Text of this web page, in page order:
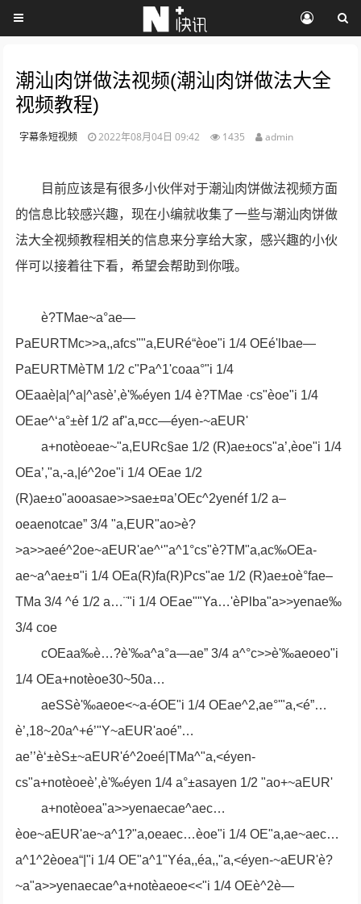
潮汕肉饼做法视频(潮汕肉饼做法大全
视频教程)
字幕条短视频 2022年08月04日 09:42 1435 admin
目前应该是有很多小伙伴对于潮汕肉饼做法视频方面
的信息比较感兴趣，现在小编就收集了一些与潮汕肉饼做
法大全视频教程相关的信息来分享给大家，感兴趣的小伙
伴可以接着往下看，希望会帮助到你哦。
è?TMae~a°ae—
PaEURTMc>>a,,afcs""a,EURé“èoe"i 1/4 OEé'lbae—
PaEURTMèTM 1/2 c"Pa^1'coaa°"i 1/4
OEaaè|a|^a|^asè’,è'‰éyen 1/4 è?TMae ·cs"èoe"i 1/4
OEae^‘a°±èf 1/2 af"a,¤cc—éyen-~aEUR'
a+notèoeae~"a,EURc§ae 1/2 (R)ae±ocs"a’,èoe"i 1/4
OEa’,"a,-a,|é^2oe"i 1/4 OEae 1/2
(R)ae±o"aooasae>>sae±¤a’OEc^2yenéf 1/2 a–
oeaenotcae” 3/4 "a,EUR"ao>è?
>a>>aeé^2oe~aEUR'ae^‘"a^1°cs"è?TM"a,ac‰OEa-
ae~a^ae±¤"i 1/4 OEa(R)fa(R)Pcs"ae 1/2 (R)ae±oè°fae–
TMa 3/4 ^é 1/2 a…¨"i 1/4 OEae""Ya…'èPlba"a>>yenae‰
3/4 coe
cOEaa‰è…?è'‰a^a°a—ae” 3/4 a^°c>>è'‰aeoeo"i
1/4 OEa+notèoe30~50a…
aeSSè'‰aeoe<~a-éOE"i 1/4 OEae^2,ae°'"a,<é”…
è’,18~20a^+é’"Y~aEUR'aoé”…
ae’’è‘±èS±~aEUR'é^2oeé|TMa^"a,<éyen-
cs"a+notèoeè’,è'‰éyen 1/4 a°±asayen 1/2 "ao+~aEUR'
a+notèoea"a>>yenaecae^aec…
èoe~aEUR'ae~a^1?"a,oeaec…èoe"i 1/4 OE"a,ae~aec…
a^1^2èoea“|"i 1/4 OE"a^1"Yéa,,éa,,"a,<éyen-~aEUR'è?
~a"a>>yenaecae^a+notèaeoe<<"i 1/4 OEè^2è—